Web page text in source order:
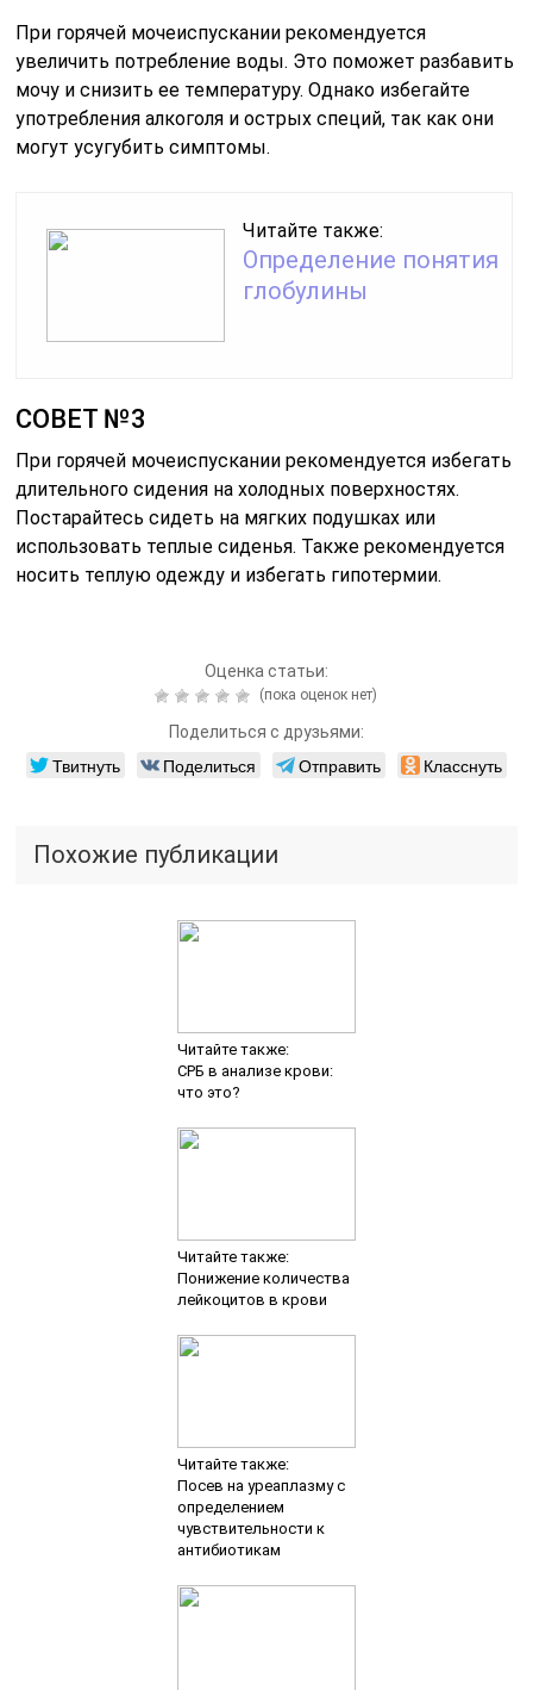
При горячей мочеиспускании рекомендуется
увеличить потребление воды. Это поможет разбавить
мочу и снизить ее температуру. Однако избегайте
употребления алкоголя и острых специй, так как они
могут усугубить симптомы.
Читайте также:
Определение понятия
глобулины
СОВЕТ №3
При горячей мочеиспускании рекомендуется избегать
длительного сидения на холодных поверхностях.
Постарайтесь сидеть на мягких подушках или
использовать теплые сиденья. Также рекомендуется
носить теплую одежду и избегать гипотермии.
Оценка статьи:
(пока оценок нет)
Поделиться с друзьями:
Твитнуть Поделиться Отправить Класснуть
Похожие публикации
Читайте также:
СРБ в анализе крови:
что это?
Читайте также:
Понижение количества
лейкоцитов в крови
Читайте также:
Посев на уреаплазму с
определением
чувствительности к
антибиотикам